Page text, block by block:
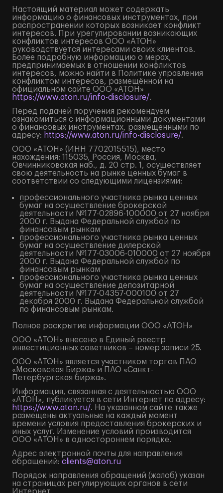
Настоящий материал может содержать
информацию о финансовых инструментах, при
распространении которых возникает конфликт
интересов. При урегулировании возникающих
конфликтов интересов ООО «АТОН»
руководствуется интересами своих клиентов.
Более подробную информацию о мерах,
предпринимаемых в отношении конфликтов
интересов, можно найти в Политике управления
конфликтом интересов, размещённой на
официальном сайте ООО «АТОН»
https://www.aton.ru/info-disclosure/.
Перед подачей поручения рекомендуем
ознакомиться с информационными документами
о финансовых инструментах, размещенными по
адресу: https://www.aton.ru/info-disclosure/.
ООО «АТОН» (ИНН 7702015515), место
нахождения: 115035, Россия, Москва,
Овчинниковская наб., д. 20 стр. 1, осуществляет
свою деятельность на рынке ценных бумаг в
соответствии со следующими лицензиями:
профессионального участника рынка ценных
бумаг на осуществление брокерской
деятельности №177-02896-100000 от 27 ноября
2000 г. Выдана Федеральной службой по
финансовым рынкам
профессионального участника рынка ценных
бумаг на осуществление дилерской
деятельности №177-03006-010000 от 27 ноября
2000 г. Выдана Федеральной службой по
финансовым рынкам
профессионального участника рынка ценных
бумаг на осуществление депозитарной
деятельности №177-04357-000100 от 27
декабря 2000 г. Выдана Федеральной службой
по финансовым рынкам.
Полное раскрытие информации ООО «АТОН»
ООО «АТОН» внесено в Единый реестр
инвестиционных советников – номер записи 25.
ООО «АТОН» является участником торгов ПАО
«Московская Биржа» и ПАО «Санкт-
Петербургская биржа».
Информация, связанная с деятельностью ООО
«АТОН», публикуется в сети Интернет по адресу:
https://www.aton.ru/. На указанном сайте также
размещены актуальные на каждый момент
времени условия предоставления брокерских и
иных услуг. Изменение условий производится
ООО «АТОН» в одностороннем порядке.
Адрес электронной почты для направления
обращений: clients@aton.ru
Порядок направления обращений (жалоб) указан
на страницах регулирующих органов в сети